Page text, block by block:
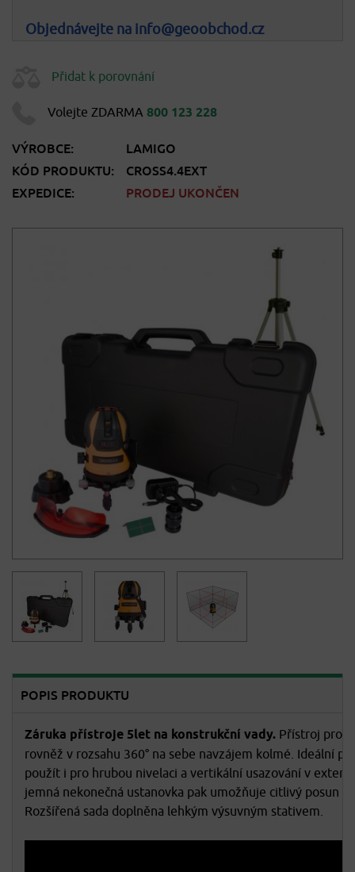
Objednávejte na info@geoobchod.cz
Přidat k porovnání
Volejte ZDARMA 800 123 228
VÝROBCE:
LAMIGO
KÓD PRODUKTU:
CROSS4.4EXT
EXPEDICE:
PRODEJ UKONČEN
POPIS PRODUKTU
Záruka přístroje 5let na konstrukční vady. Přístroj
rovněž v rozsahu 360° na sebe navzájem kolmé. Ideální
použít i pro hrubou nivelaci a vertikální usazování v
jemná nekonečná ustanovka pak umožňuje citlivý posun
Rozšířená sada doplněna lehkým výsuvným stativem.